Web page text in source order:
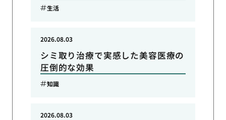
生活
シミ取り治療で実感した美容医療の
圧倒的な効果
2026.08.03
知識
2026.08.03